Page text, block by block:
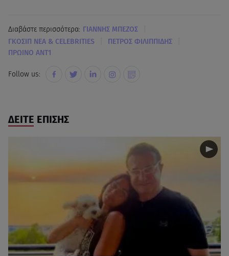
Διαβάστε περισσότερα: ΓΙΑΝΝΗΣ ΜΠΕΖΟΣ
ΓΚΟΣΙΠ ΝΕΑ & CELEBRITIES ΠΕΤΡΟΣ ΦΙΛΙΠΠΙΔΗΣ
ΠΡΩΙΝΟ ΑΝΤ1
Follow us:
ΔΕΙΤΕ ΕΠΙΣΗΣ